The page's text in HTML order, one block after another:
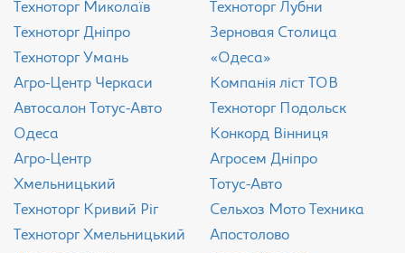
Техноторг Миколаїв
Техноторг Дніпро
Техноторг Умань
Агро-Центр Черкаси
Aвтосалон Тотус-Авто
Одеса
Агро-Центр
Хмельницький
Техноторг Кривий Ріг
Техноторг Хмельницький
Техноторг Лубни
Зерновая Столица
«Одеса»
Компанія ліст ТОВ
Техноторг Подольск
Конкорд Вінниця
Агросем Дніпро
Тотус-Авто
Сельхоз Мото Техника
Апостолово